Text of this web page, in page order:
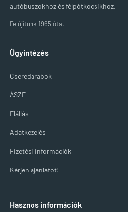
autóbuszokhoz és félpótkocsikhoz.
Felújítunk 1965 óta.
Ügyintézés
Cseredarabok
ÁSZF
Elállás
Adatkezelés
Fizetési információk
Kérjen ajánlatot!
Hasznos információk